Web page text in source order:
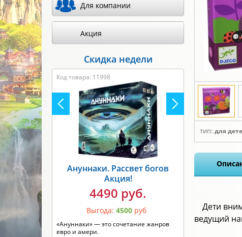
тип: для
Дети
ведущий
Для компании
Акция
Скидка недели
Код товара: 11998
Ануннаки. Рассвет богов
Акция!
4490 руб.
Выгода: 4500 руб
«Ануннаки» — это сочетание жанров
евро и амери.